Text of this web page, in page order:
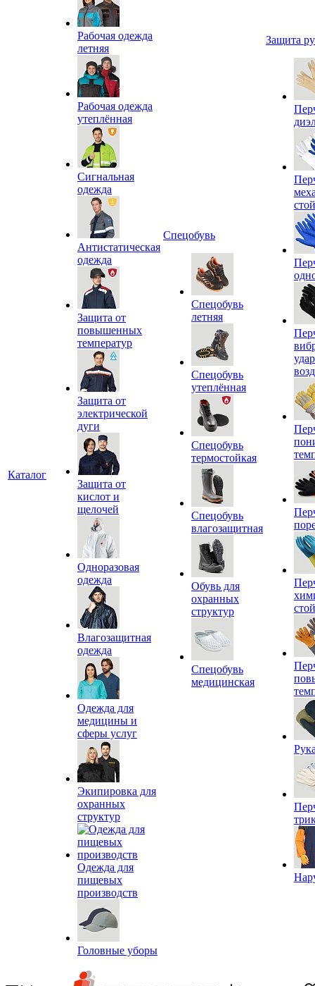
Каталог
Рабочая одежда
летняя
Рабочая одежда
утеплённая
Сигнальная
одежда
Антистатическая
одежда
Защита от
повышенных
температур
Защита от
электрической
дуги
Защита от
кислот и
щелочей
Одноразовая
одежда
Влагозащитная
одежда
Одежда для
медицины и
сферы услуг
Экипировка для
охранных
структур
Одежда для
пищевых
производств
Головные уборы
Спецобувь
Спецобувь
летняя
Спецобувь
утеплённая
Спецобувь
термостойкая
Спецобувь
влагозащитная
Обувь для
охранных
структур
Спецобувь
медицинская
Защита